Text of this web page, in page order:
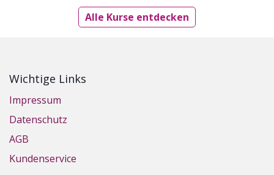
Alle Kurse entdecken
Wichtige Links
Impressum
Datenschutz
AGB
Kundenservice